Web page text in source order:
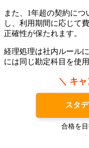
また、1年超の契約に
し、利用期間に応じて
正確性が保たれます。
経理処理は社内ルール
には同じ勘定科目を使
＼ キ
スタ
合格を